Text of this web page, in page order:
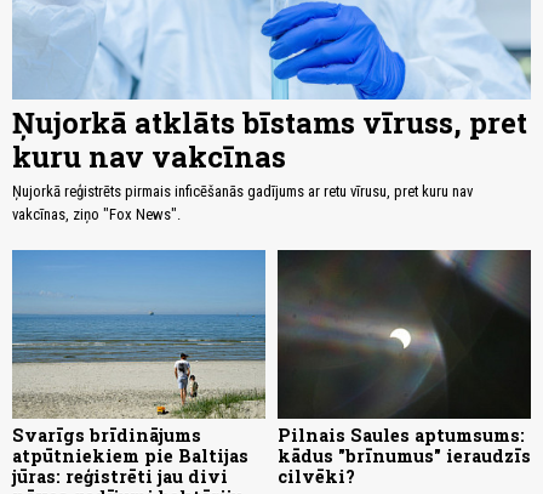
Ņujorkā atklāts bīstams vīruss, pret
kuru nav vakcīnas
Ņujorkā reģistrēts pirmais inficēšanās gadījums ar retu vīrusu, pret kuru nav
vakcīnas, ziņo "Fox News".
Svarīgs brīdinājums
atpūtniekiem pie Baltijas
jūras: reģistrēti jau divi
Pilnais Saules aptumsums:
kādus "brīnumus" ieraudzīs
cilvēki?